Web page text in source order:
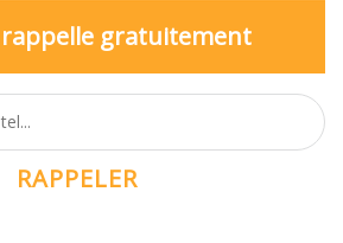
gratuitement